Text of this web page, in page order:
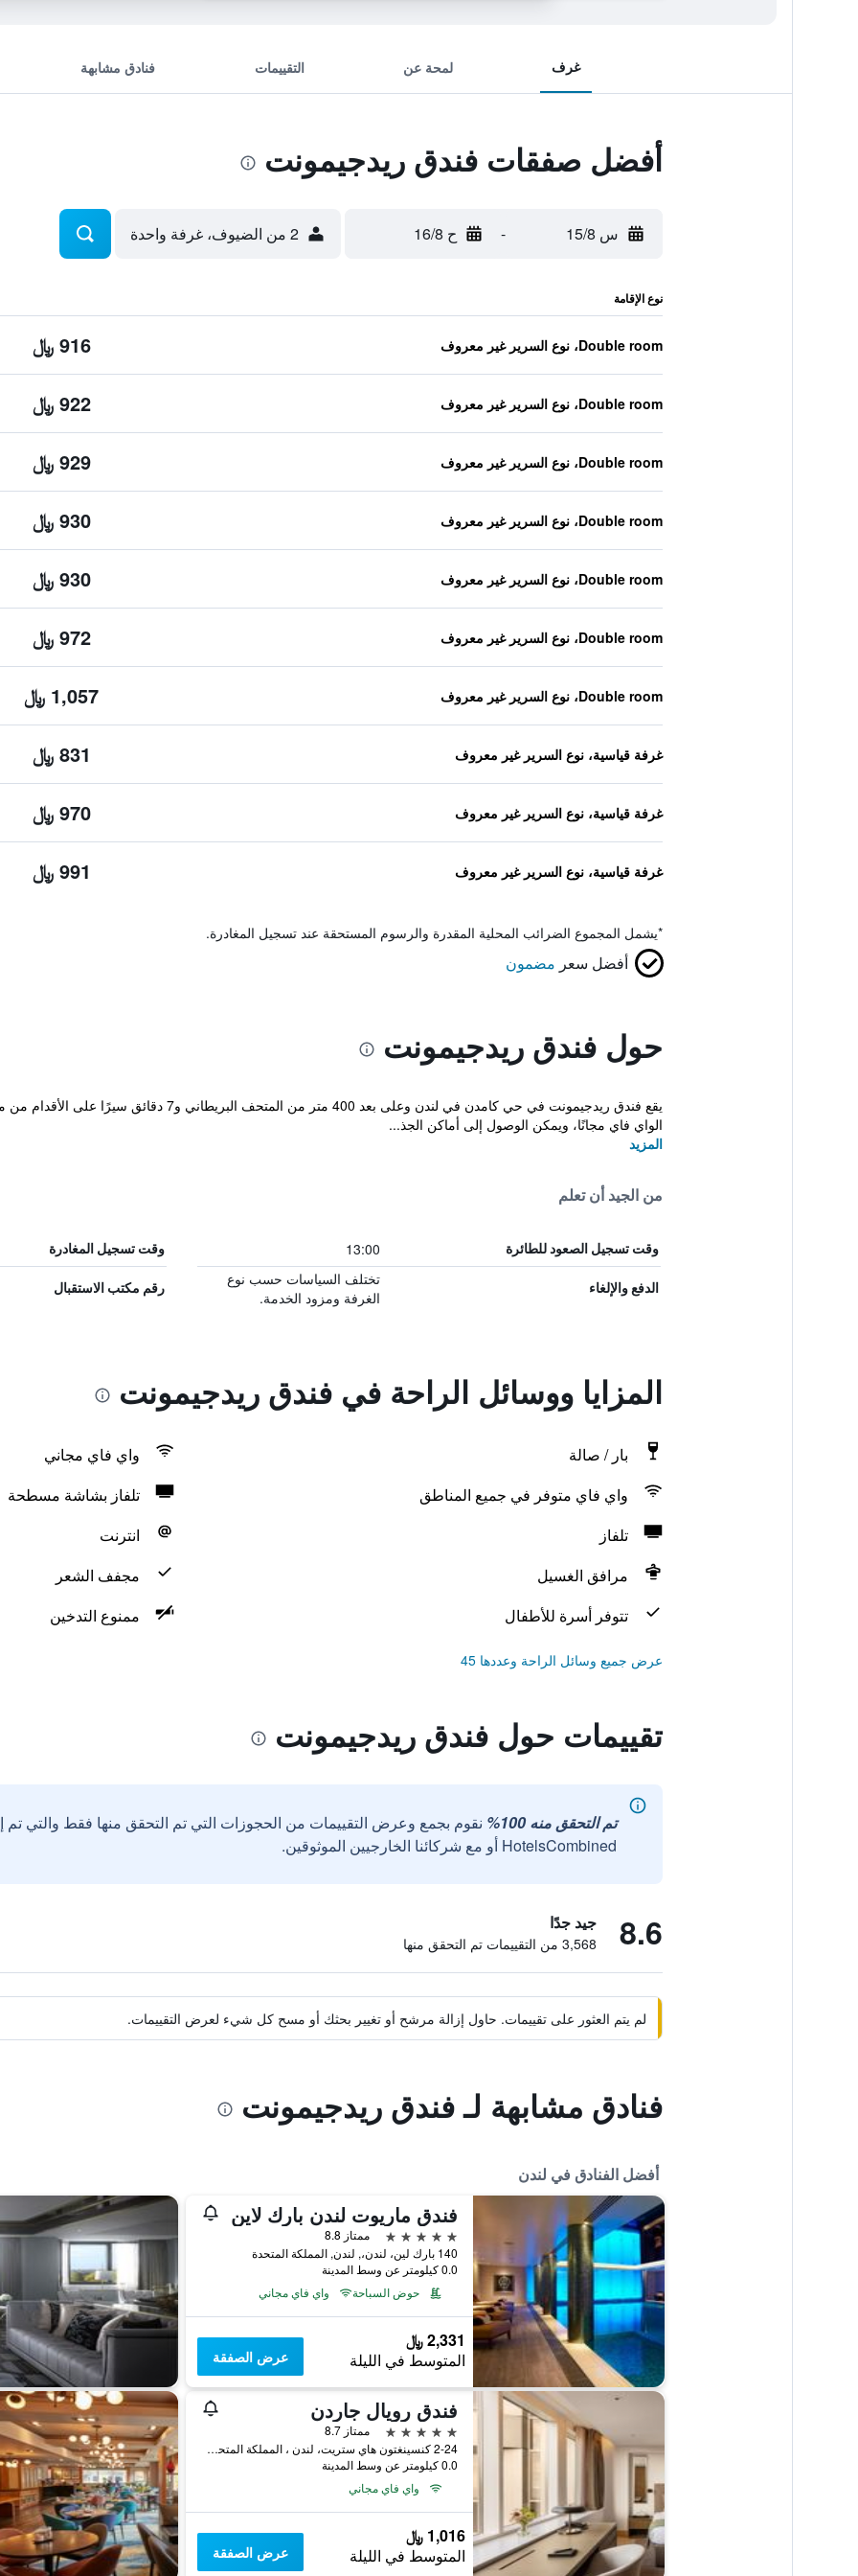
غرف لمحة عن التقييمات فنادق مشابهة
أفضل صفقات فندق ريدجيمونت
س 15/8 - ح 16/8 2 من الضيوف، غرفة واحدة
نوع الإقامة
Double room، نوع السرير غير معروف 916 ﷼
Double room، نوع السرير غير معروف 922 ﷼
Double room، نوع السرير غير معروف 929 ﷼
Double room، نوع السرير غير معروف 930 ﷼
Double room، نوع السرير غير معروف 930 ﷼
Double room، نوع السرير غير معروف 972 ﷼
Double room، نوع السرير غير معروف 1,057 ﷼
غرفة قياسية، نوع السرير غير معروف 831 ﷼
غرفة قياسية، نوع السرير غير معروف 970 ﷼
غرفة قياسية، نوع السرير غير معروف 991 ﷼
*يشمل المجموع الضرائب المحلية المقدرة والرسوم المستحقة عند تسجيل المغادرة.
أفضل سعر مضمون
حول فندق ريدجيمونت
يقع فندق ريدجيمونت في حي كامدن في لندن وعلى بعد 400
الواي فاي مجانًا، ويمكن الوصول إلى أماكن الجذ...
المزيد
من الجيد أن تعلم
وقت تسجيل الصعود للطائرة 13:00 وقت تسجيل المغادرة
الدفع والإلغاء
تختلف السياسات حسب نوع
الغرفة ومزود الخدمة.
رقم مكتب الاستقبال
المزايا ووسائل الراحة في فندق ريدجيمونت
بار / صالة
واي فاي مجاني
واي فاي متوفر في جميع المناطق
تلفاز بشاشة مسطحة
تلفاز
انترنت
مرافق الغسيل
مجفف الشعر
تتوفر أسرة للأطفال
ممنوع التدخين
عرض جميع وسائل الراحة وعددها 45
تقييمات حول فندق ريدجيمونت
تم التحقق منه 100%
نقوم بجمع وعرض التقييمات من الحجوزات التي تم التحقق منها فقط والتي
HotelsCombined أو مع شركائنا الخارجيين الموثوقين.
8.6 جيد جدًا
3,568 من التقييمات تم التحقق منها
لم يتم العثور على تقييمات. حاول إزالة مرشح أو تغيير بحثك أو مسح كل شيء لعرض التقييمات.
فنادق مشابهة لـ فندق ريدجيمونت
أفضل الفنادق في لندن
فندق ماريوت لندن بارك لاين
5 نجوم
ممتاز 8.8
140 بارك لين، لندن،, لندن, المملكة المتحدة
0.0 كيلومتر عن وسط المدينة
حوض السباحة
واي فاي مجاني
2,331 ﷼
المتوسط في الليلة عرض الصفقة
فندق رويال جاردن
5 نجوم
ممتاز 8.7
2-24 كنسينغتون هاي ستريت، لندن ، المملكة المتحدة, لندن, المملكة المتحدة
0.0 كيلومتر عن وسط المدينة
واي فاي مجاني
1,016 ﷼
المتوسط في الليلة عرض الصفقة